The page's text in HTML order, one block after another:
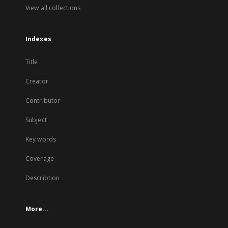
View all collections
Indexes
Title
Creator
Contributor
Subject
Key words
Coverage
Description
More...